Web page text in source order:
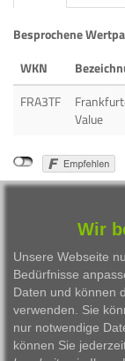
Besprochene
WKN
FRA3TF
Value
Wir
Unsere Webseite
Bedürfnisse
Daten und können
verwenden. Sie
nur notwendige
können Sie